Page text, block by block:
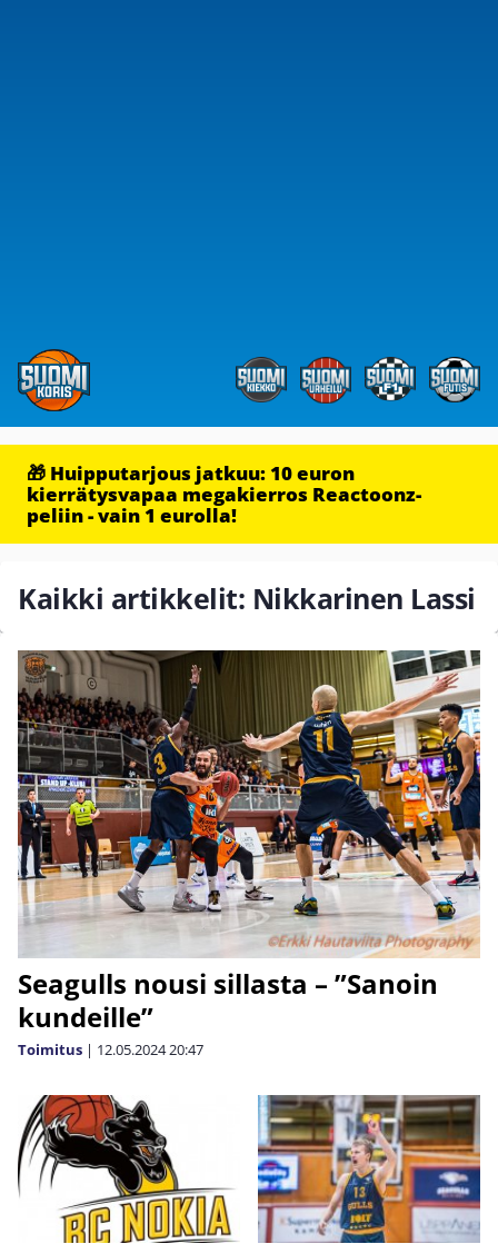
🎁 Huipputarjous jatkuu: 10 euron
kierrätysvapaa megakierros Reactoonz-
peliin - vain 1 eurolla!
Kaikki artikkelit: Nikkarinen Lassi
Seagulls nousi sillasta – ”Sanoin
kundeille”
Toimitus | 12.05.202420:47